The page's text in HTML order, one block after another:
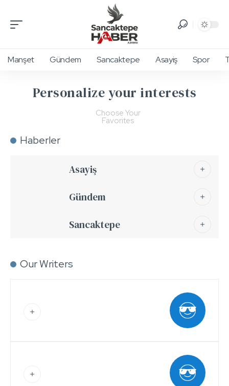
Manşet Gündem Sancaktepe Asayiş Spor
Personalize your interests
Choose Your
Favorites
Haberler
Asayiş
Gündem
Sancaktepe
Our Writers